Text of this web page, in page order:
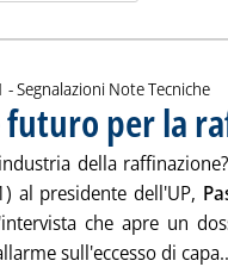
- Segnalazioni Note Tecniche
futuro per la
della
al presidente dell'UP,
che apre un
sull'eccesso di